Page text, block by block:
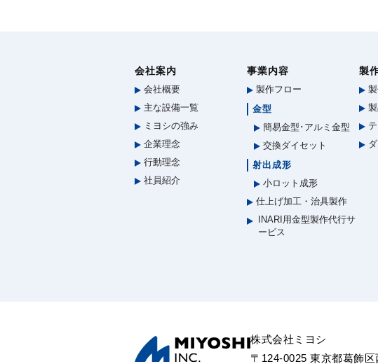
会社案内
会社概要
主な設備一覧
ミヨシの強み
企業理念
行動理念
社員紹介
事業内容
製作フロー
金型
簡易金型･アルミ金型
交換ダイセット
射出成形
小ロット成形
仕上げ加工・治具製作
INARI用金型製作代行サ
ービス
製
製
製
テ
ダ
株式会社ミヨシ
〒124-0025 東京都葛飾